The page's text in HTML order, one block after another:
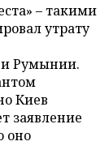
– такими
утрату
Румынии.
Киев
заявление
оно